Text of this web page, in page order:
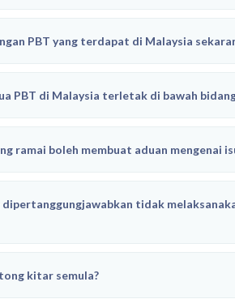
PBT yang terdapat di Malaysia
PBT di Malaysia terletak di bawah
ramai boleh membuat aduan mengenai
dipertanggungjawabkan tidak
kitar semula?